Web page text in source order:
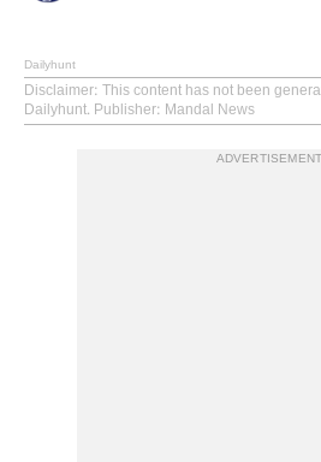
Dailyhunt
Disclaimer: This content has not been
Dailyhunt. Publisher: Mandal News
ADVERTISEMENT